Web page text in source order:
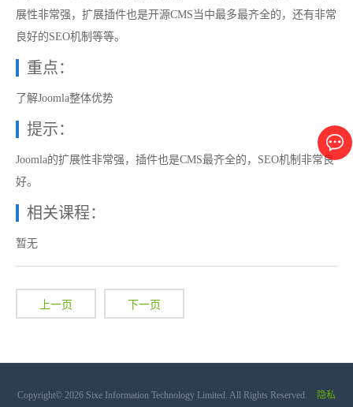
展性非常强，扩展插件也是开源CMS当中最多最齐全的，还有非常
良好的SEO机制等等。
重点：
了解Joomla整体优势
提示：
Joomla的扩展性非常强，插件也是CMS最齐全的，SEO机制非常良
好。
相关课程：
暂无
上一页 下一页
Copyright© 2026 Sixe Information Technology Limited. All Rights Reserved. 隐私